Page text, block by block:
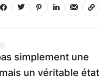
simplement une
un véritable état